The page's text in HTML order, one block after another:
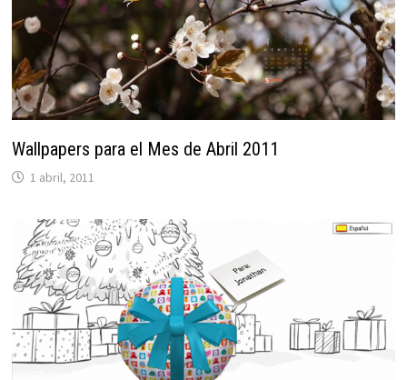
Wallpapers para el Mes de Abril 2011
1 abril, 2011